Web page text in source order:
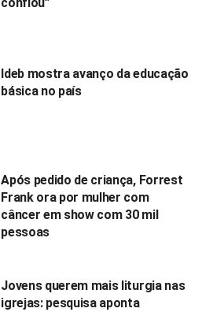
Ideb mostra avanço da educação
básica no país
Após pedido de criança, Forrest
Frank ora por mulher com
câncer em show com 30 mil
pessoas
Jovens querem mais liturgia nas
igrejas: pesquisa aponta